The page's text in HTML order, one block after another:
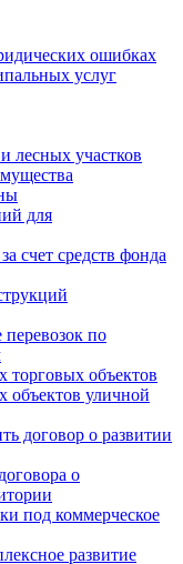
ошибках
услуг
лесных участков
для
счет средств фонда
по
торговых объектов
объектов уличной
договор о развитии
о
под коммерческое
развитие